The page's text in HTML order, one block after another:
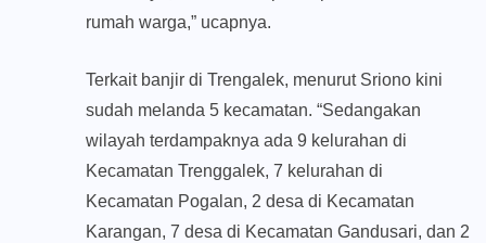
rumah warga,” ucapnya.
Terkait banjir di Trengalek, menurut Sriono kini
sudah melanda 5 kecamatan. “Sedangakan
wilayah terdampaknya ada 9 kelurahan di
Kecamatan Trenggalek, 7 kelurahan di
Kecamatan Pogalan, 2 desa di Kecamatan
Karangan, 7 desa di Kecamatan Gandusari, dan 2